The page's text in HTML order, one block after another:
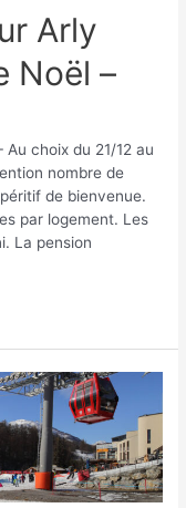
Arly
Noël –
choix du 21/12 au
nombre de
de bienvenue.
par logement. Les
La pension